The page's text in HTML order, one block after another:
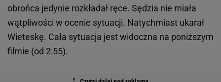
obrońca jedynie rozkładał ręce. Sędzia nie miała
wątpliwości w ocenie sytuacji. Natychmiast ukarał
Wieteskę. Cała sytuacja jest widoczna na poniższym
filmie (od 2:55).